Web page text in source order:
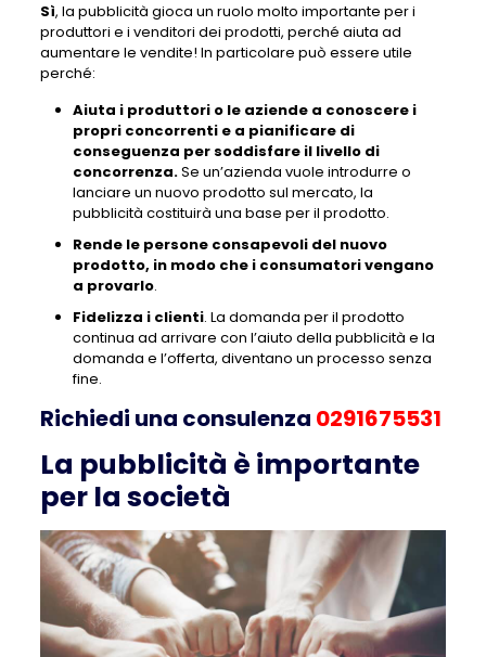
Sì, la pubblicità gioca un ruolo molto importante per i
produttori e i venditori dei prodotti, perché aiuta ad
aumentare le vendite! In particolare può essere utile
perché:
Aiuta i produttori o le aziende a conoscere i
propri concorrenti e a pianificare di
conseguenza per soddisfare il livello di
concorrenza.Se un’azienda vuole introdurre o
lanciare un nuovo prodotto sul mercato, la
pubblicità costituirà una base per il prodotto.
Rende le persone consapevoli del nuovo
prodotto, in modo che i consumatori vengano
a provarlo.
Fidelizza i clienti. La domanda per il prodotto
continua ad arrivare con l’aiuto della pubblicità e la
domanda e l’offerta, diventano un processo senza
fine.
Richiedi una consulenza 0291675531
La pubblicità è importante
per la società